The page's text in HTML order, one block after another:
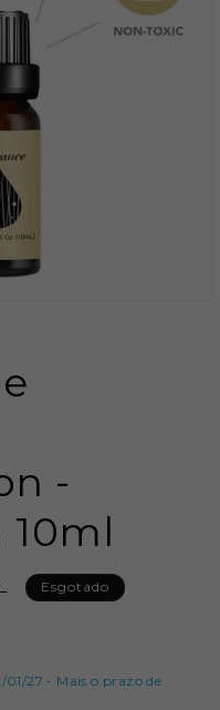
-
10ml
Esgotado
01/27 - Mais o prazo de